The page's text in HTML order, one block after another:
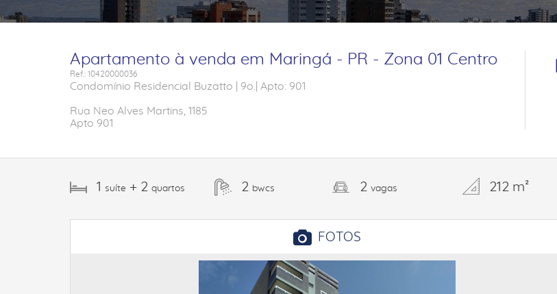
Apartamento à venda em Maringá - PR - Zona 01 Centro
Ref.: 10420000036
Condomínio Residencial Buzatto | 9o.| Apto: 901
Rua Neo Alves Martins, 1185
Apto 901
1 suíte + 2 quartos 2 bwcs 2 vagas 212 m²
FOTOS